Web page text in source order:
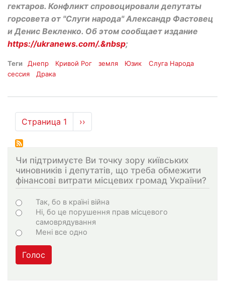
гектаров. Конфликт спровоцировали депутаты
горсовета от "Слуги народа" Александр Фастовец
и Денис Векленко. Об этом сообщает издание
https://ukranews.com/.&nbsp;
Теги Днепр Кривой Рог земля Юзик
Слуга Народа
сессия
Драка
Нумерация
страниц
Страница 1
Следующая
страница
››
Чи підтримуєте Ви точку зору київських
чиновників і депутатів, що треба обмежити
фінансові витрати місцевих громад України?
Choices
Так, бо в країні війна
Ні, бо це порушення прав місцевого
самоврядування
Мені все одно
Голос